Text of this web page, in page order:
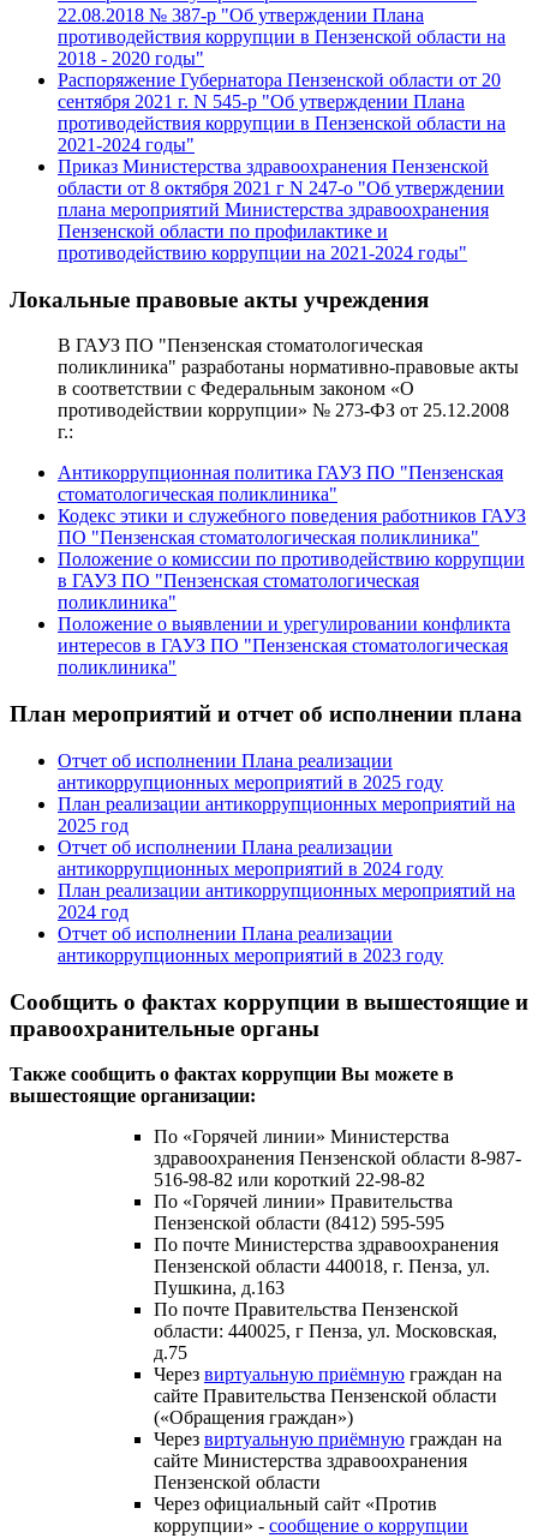
22.08.2018 № 387-р "Об утверждении Плана
противодействия коррупции в Пензенской области на
2018 - 2020 годы"
Распоряжение Губернатора Пензенской области от 20
сентября 2021 г. N 545-р "Об утверждении Плана
противодействия коррупции в Пензенской области на
2021-2024 годы"
Приказ Министерства здравоохранения Пензенской
области от 8 октября 2021 г N 247-о "Об утверждении
плана мероприятий Министерства здравоохранения
Пензенской области по профилактике и
противодействию коррупции на 2021-2024 годы"
Локальные правовые акты учреждения
В ГАУЗ ПО "Пензенская стоматологическая
поликлиника" разработаны нормативно-правовые акты
в соответствии с Федеральным законом «О
противодействии коррупции» № 273-ФЗ от 25.12.2008
г.:
Антикоррупционная политика ГАУЗ ПО "Пензенская
стоматологическая поликлиника"
Кодекс этики и служебного поведения работников ГАУЗ
ПО "Пензенская стоматологическая поликлиника"
Положение о комиссии по противодействию коррупции
в ГАУЗ ПО "Пензенская стоматологическая
поликлиника"
Положение о выявлении и урегулировании конфликта
интересов в ГАУЗ ПО "Пензенская стоматологическая
поликлиника"
План мероприятий и отчет об исполнении плана
Отчет об исполнении Плана реализации
антикоррупционных мероприятий в 2025 году
План реализации антикоррупционных мероприятий на
2025 год
Отчет об исполнении Плана реализации
антикоррупционных мероприятий в 2024 году
План реализации антикоррупционных мероприятий на
2024 год
Отчет об исполнении Плана реализации
антикоррупционных мероприятий в 2023 году
Сообщить о фактах коррупции в вышестоящие и
правоохранительные органы
Также сообщить о фактах коррупции Вы можете в
вышестоящие организации:
По «Горячей линии» Министерства
здравоохранения Пензенской области 8-987-
516-98-82 или короткий 22-98-82
По «Горячей линии» Правительства
Пензенской области (8412) 595-595
По почте Министерства здравоохранения
Пензенской области 440018, г. Пенза, ул.
Пушкина, д.163
По почте Правительства Пензенской
области: 440025, г Пенза, ул. Московская,
д.75
Через виртуальную приёмную граждан на
сайте Правительства Пензенской области
(«Обращения граждан»)
Через виртуальную приёмную граждан на
сайте Министерства здравоохранения
Пензенской области
Через официальный сайт «Против
коррупции» - сообщение о коррупции